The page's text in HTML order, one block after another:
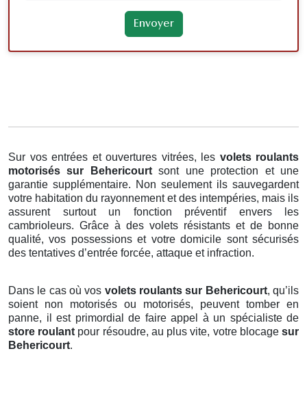
Sur vos entrées et ouvertures vitrées, les volets roulants
motorisés sur Behericourtsont une protection et une
garantie supplémentaire. Non seulement ils sauvegardent
votre habitation du rayonnement et des intempéries, mais ils
assurent surtout un fonction préventif envers les
cambrioleurs. Grâce à des volets résistants et de bonne
qualité, vos possessions et votre domicile sont sécurisés
des tentatives d’entrée forcée, attaque et infraction.
Dans le cas où vos volets roulants sur Behericourt, qu’ils
soient non motorisés ou motorisés, peuvent tomber en
panne, il est primordial de faire appel à un spécialiste de
store roulantpour résoudre, au plus vite, votre blocagesur
Behericourt.